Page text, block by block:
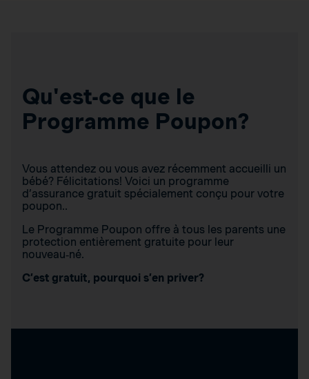
Qu'est-ce que le
Programme Poupon?
Vous attendez ou vous avez récemment accueilli un
bébé? Félicitations! Voici un programme
d’assurance gratuit spécialement conçu pour votre
poupon..
Le Programme Poupon offre à tous les parents une
protection entièrement gratuite pour leur
nouveau‑né.
C’est gratuit, pourquoi s’en priver?